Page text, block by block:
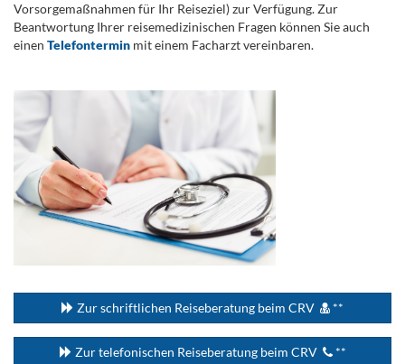
Vorsorgemaßnahmen für Ihr Reiseziel) zur Verfügung. Zur
Beantwortung Ihrer reisemedizinischen Fragen können Sie auch
einen Telefontermin mit einem Facharzt vereinbaren.
Zur schriftlichen Reiseberatung beim CRV **
Zur telefonischen Reiseberatung beim CRV **